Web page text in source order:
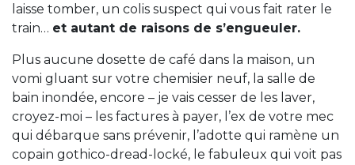
laisse tomber, un colis suspect qui vous fait rater le
train… et autant de raisons de s’engueuler.
Plus aucune dosette de café dans la maison, un
vomi gluant sur votre chemisier neuf, la salle de
bain inondée, encore – je vais cesser de les laver,
croyez-moi – les factures à payer, l’ex de votre mec
qui débarque sans prévenir, l’adotte qui ramène un
copain gothico-dread-locké, le fabuleux qui voit pas